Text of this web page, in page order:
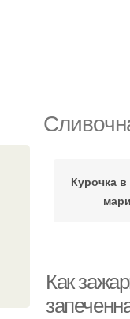
Курочка
Как